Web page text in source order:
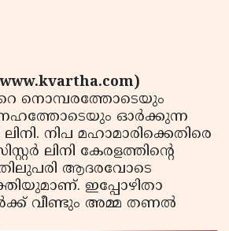
നൊമ്പരത്തോടെയും
ഓര്‍ക്കുന്ന
നിപ മഹാമാരിക്കെതിരെ
ലിനി കേരളത്തിന്റെ
ആദരവോടെ
ഇപ്പോഴിതാ
വീണ്ടും അമ്മ തണല്‍